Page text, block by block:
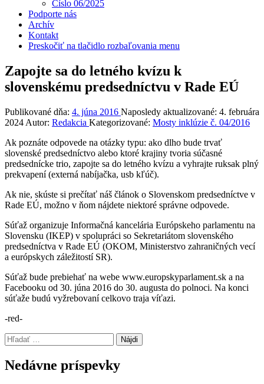
Číslo 06/2025
Podporte nás
Archív
Kontakt
Preskočiť na tlačidlo rozbaľovania menu
Zapojte sa do letného kvízu k
slovenskému predsedníctvu v Rade EÚ
Publikované dňa: 4. júna 2016 Naposledy aktualizované: 4. februára
2024 Autor: Redakcia Kategorizované: Mosty inklúzie č. 04/2016
Ak poznáte odpovede na otázky typu: ako dlho bude trvať
slovenské predsedníctvo alebo ktoré krajiny tvoria súčasné
predsednícke trio, zapojte sa do letného kvízu a vyhrajte ruksak plný
prekvapení (externá nabíjačka, usb kľúč).
Ak nie, skúste si prečítať náš článok o Slovenskom predsedníctve v
Rade EÚ, možno v ňom nájdete niektoré správne odpovede.
Súťaž organizuje Informačná kancelária Európskeho parlamentu na
Slovensku (IKEP) v spolupráci so Sekretariátom slovenského
predsedníctva v Rade EÚ (OKOM, Ministerstvo zahraničných vecí
a európskych záležitostí SR).
Súťaž bude prebiehať na webe www.europskyparlament.sk a na
Facebooku od 30. júna 2016 do 30. augusta do polnoci. Na konci
súťaže budú vyžrebovaní celkovo traja víťazi.
-red-
Preskočiť
späť
na
hlavnú
Hľadať:
Nedávne príspevky